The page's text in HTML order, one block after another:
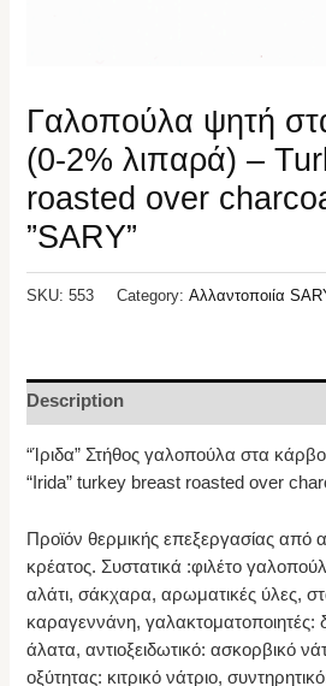
Γαλοπούλα ψητή
(0-2% λιπαρά) –
roasted over
”SARY”
SKU:553 Category:Αλλαντοποιία
Description
“Ίριδα” Στήθος γαλοπούλα στα
“Irida” turkey breast roasted over
Προϊόν θερμικής επεξεργασίας από
κρέατος. Συστατικά :φιλέτο
αλάτι, σάκχαρα, αρωματικές ύλες,
καραγεννάνη, γαλακτοματοποιητές:
άλατα, αντιοξειδωτικό: ασκορβικό
οξύτητας: κιτρικό νάτριο,